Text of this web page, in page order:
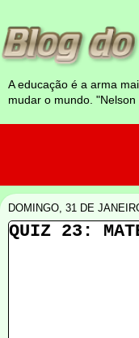
A educação é a arma
mudar o mundo.
DOMINGO, 31 DE
QUIZ 23: